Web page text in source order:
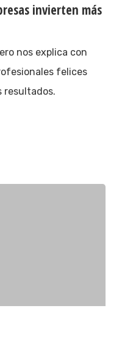
invierten más
nos explica con
felices
resultados.